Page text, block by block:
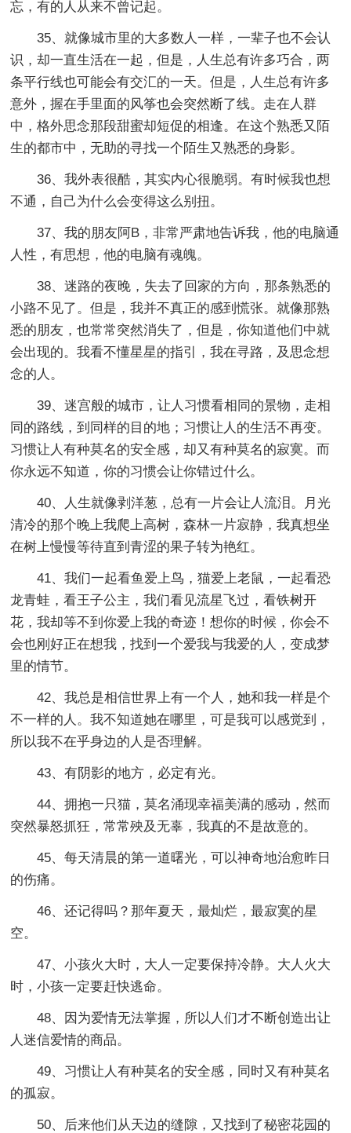
忘，有的人从来不曾记起。
35、就像城市里的大多数人一样，一辈子也不会认
识，却一直生活在一起，但是，人生总有许多巧合，两
条平行线也可能会有交汇的一天。但是，人生总有许多
意外，握在手里面的风筝也会突然断了线。走在人群
中，格外思念那段甜蜜却短促的相逢。在这个熟悉又陌
生的都市中，无助的寻找一个陌生又熟悉的身影。
36、我外表很酷，其实内心很脆弱。有时候我也想
不通，自己为什么会变得这么别扭。
37、我的朋友阿B，非常严肃地告诉我，他的电脑通
人性，有思想，他的电脑有魂魄。
38、迷路的夜晚，失去了回家的方向，那条熟悉的
小路不见了。但是，我并不真正的感到慌张。就像那熟
悉的朋友，也常常突然消失了，但是，你知道他们中就
会出现的。我看不懂星星的指引，我在寻路，及思念想
念的人。
39、迷宫般的城市，让人习惯看相同的景物，走相
同的路线，到同样的目的地；习惯让人的生活不再变。
习惯让人有种莫名的安全感，却又有种莫名的寂寞。而
你永远不知道，你的习惯会让你错过什么。
40、人生就像剥洋葱，总有一片会让人流泪。月光
清冷的那个晚上我爬上高树，森林一片寂静，我真想坐
在树上慢慢等待直到青涩的果子转为艳红。
41、我们一起看鱼爱上鸟，猫爱上老鼠，一起看恐
龙青蛙，看王子公主，我们看见流星飞过，看铁树开
花，我却等不到你爱上我的奇迹！想你的时候，你会不
会也刚好正在想我，找到一个爱我与我爱的人，变成梦
里的情节。
42、我总是相信世界上有一个人，她和我一样是个
不一样的人。我不知道她在哪里，可是我可以感觉到，
所以我不在乎身边的人是否理解。
43、有阴影的地方，必定有光。
44、拥抱一只猫，莫名涌现幸福美满的感动，然而
突然暴怒抓狂，常常殃及无辜，我真的不是故意的。
45、每天清晨的第一道曙光，可以神奇地治愈昨日
的伤痛。
46、还记得吗？那年夏天，最灿烂，最寂寞的星
空。
47、小孩火大时，大人一定要保持冷静。大人火大
时，小孩一定要赶快逃命。
48、因为爱情无法掌握，所以人们才不断创造出让
人迷信爱情的商品。
49、习惯让人有种莫名的安全感，同时又有种莫名
的孤寂。
50、后来他们从天边的缝隙，又找到了秘密花园的